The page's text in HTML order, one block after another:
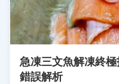
急凍三文魚解凍終
錯誤解析